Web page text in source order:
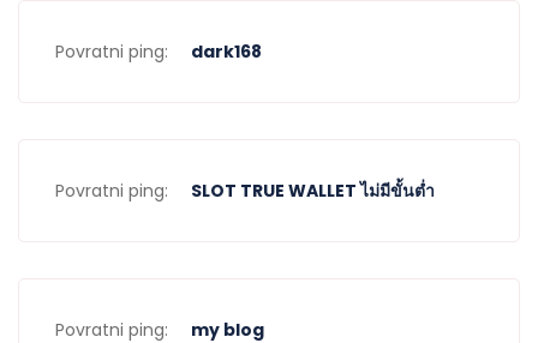
Povratni ping: dark168
Povratni ping: SLOT TRUE WALLET ไม่มีขั้นต่ำ
Povratni ping: my blog